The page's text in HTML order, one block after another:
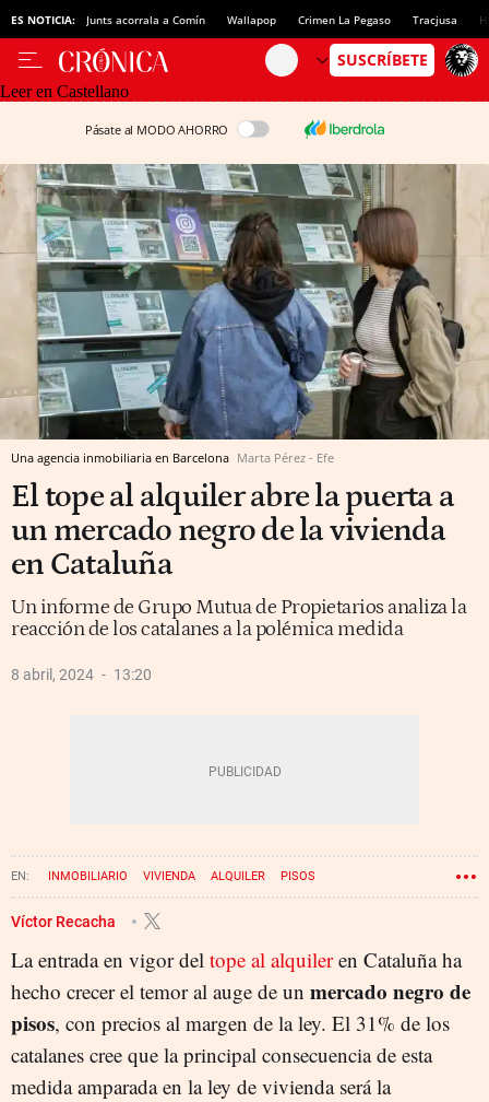
ES NOTICIA: Junts acorrala a Comín Wallapop Crimen La Pegaso Tracjusa
Leer en Castellano
Pásate al MODO AHORRO
Una agencia inmobiliaria en Barcelona Marta Pérez - Efe
El tope al alquiler abre la puerta a
un mercado negro de la vivienda
en Cataluña
Un informe de Grupo Mutua de Propietarios analiza la
reacción de los catalanes a la polémica medida
8 abril, 2024 13:20
INMOBILIARIO VIVIENDA ALQUILER PISOS
Víctor Recacha
La entrada en vigor del tope al alquileren Cataluña ha
hecho crecer el temor al auge de un mercado negro de
pisos, con precios al margen de la ley. El 31% de los
catalanes cree que la principal consecuencia de esta
medida amparada en la ley de vivienda será la